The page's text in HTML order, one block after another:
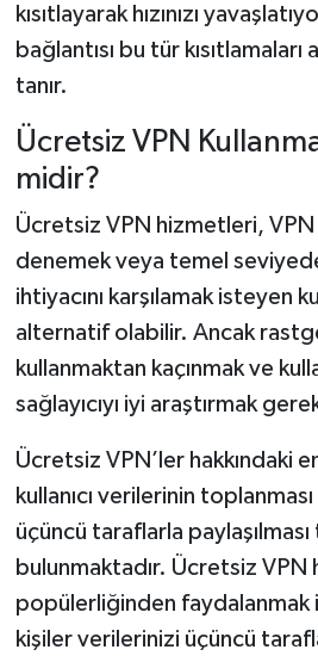
kısıtlayarak hızınızı
bağlantısı bu tür kısıtlamaları
tanır.
Ücretsiz VPN
midir?
Ücretsiz VPN hizmetleri,
denemek veya temel
ihtiyacını karşılamak isteyen
alternatif olabilir. Ancak
kullanmaktan kaçınmak ve
sağlayıcıyı iyi araştırmak
Ücretsiz VPN’ler hakkındaki
kullanıcı verilerinin
üçüncü taraflarla
bulunmaktadır. Ücretsiz VPN
popülerliğinden
kişiler verilerinizi üçüncü